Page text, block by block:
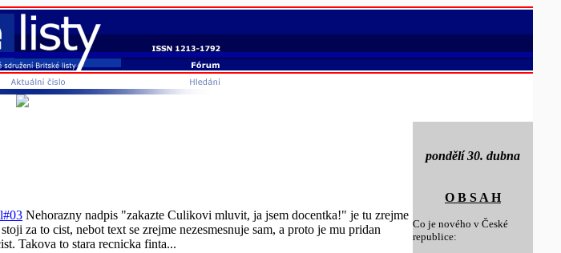
pondělí 30. dubna
O B S A H
Co je nového v České
republice:
Nehorazny nadpis "zakazte Culikovi mluvit, ja jsem docentka!" je tu zrejme
za to cist, nebot text se zrejme nezesmesnuje sam, a proto je mu pridan
Takova to stara recnicka finta...